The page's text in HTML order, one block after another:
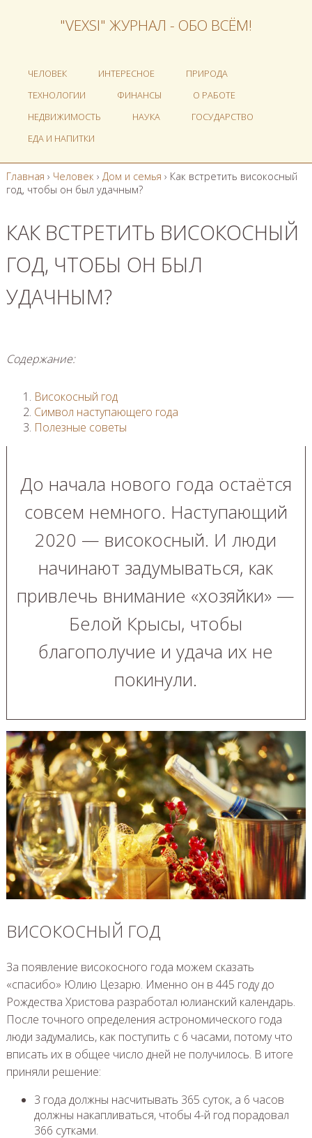
"VEXSI" ЖУРНАЛ - ОБО ВСЁМ!
ЧЕЛОВЕК ИНТЕРЕСНОЕ
ПРИРОДА
ТЕХНОЛОГИИ
ФИНАНСЫ
О РАБОТЕ
НЕДВИЖИМОСТЬ
НАУКА
ГОСУДАРСТВО
ЕДА И НАПИТКИ
Главная › Человек › Дом и семья › Как встретить високосный
год, чтобы он был удачным?
КАК ВСТРЕТИТЬ ВИСОКОСНЫЙ
ГОД, ЧТОБЫ ОН БЫЛ
УДАЧНЫМ?
Содержание:
Високосный год
Символ наступающего года
Полезные советы
До начала нового года остаётся
совсем немного. Наступающий
2020 — високосный. И люди
начинают задумываться, как
привлечь внимание «хозяйки» —
Белой Крысы, чтобы
благополучие и удача их не
покинули.
ВИСОКОСНЫЙ ГОД
За появление високосного года можем сказать
«спасибо» Юлию Цезарю. Именно он в 445 году до
Рождества Христова разработал юлианский календарь.
После точного определения астрономического года
люди задумались, как поступить с 6 часами, потому что
вписать их в общее число дней не получилось. В итоге
приняли решение:
3 года должны насчитывать 365 суток, а 6 часов
должны накапливаться, чтобы 4-й год порадовал
366 сутками.